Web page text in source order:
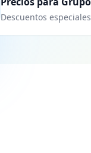
Descuentos